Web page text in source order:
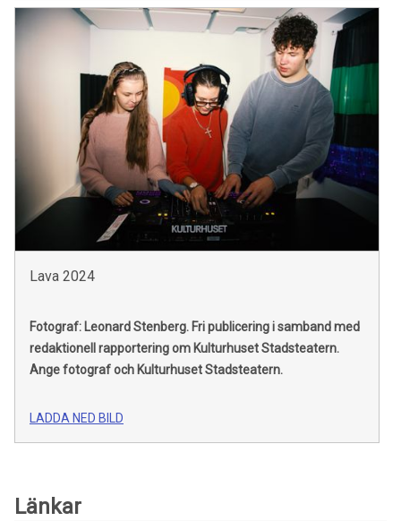
Lava 2024
Fotograf: Leonard Stenberg. Fri publicering i samband med
redaktionell rapportering om Kulturhuset Stadsteatern.
Ange fotograf och Kulturhuset Stadsteatern.
LADDA NED BILD
Länkar